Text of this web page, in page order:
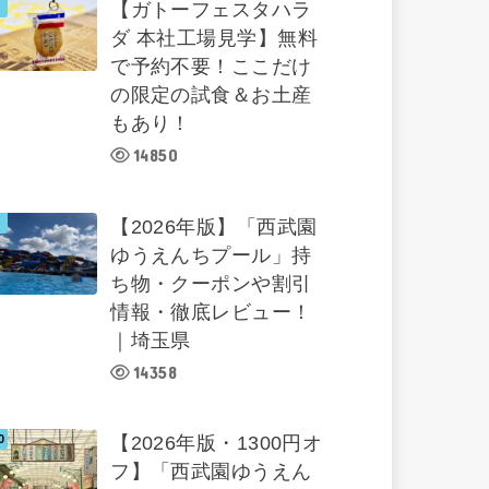
【ガトーフェスタハラ
ダ 本社工場見学】無料
で予約不要！ここだけ
の限定の試食＆お土産
もあり！
14850
【2026年版】「西武園
ゆうえんちプール」持
ち物・クーポンや割引
情報・徹底レビュー！
｜埼玉県
14358
【2026年版・1300円オ
フ】「西武園ゆうえん